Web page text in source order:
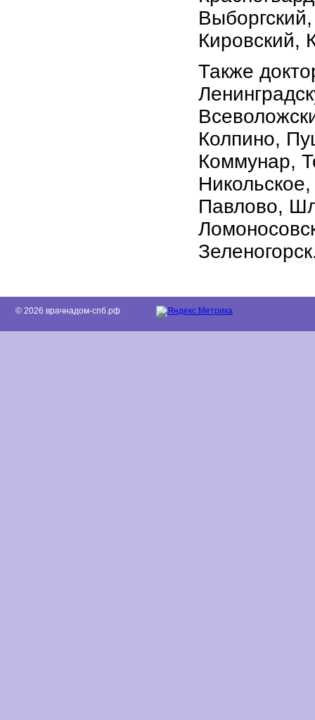
Кировский,
Также
Колпино,
Коммунар,
Павлово,
© 2026 врачнадом-спб.рф